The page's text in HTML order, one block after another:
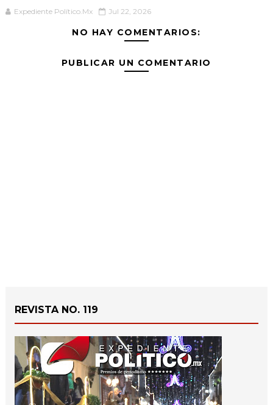
Expediente Político.Mx Jul 22, 2026
NO HAY COMENTARIOS:
PUBLICAR UN COMENTARIO
REVISTA NO. 119